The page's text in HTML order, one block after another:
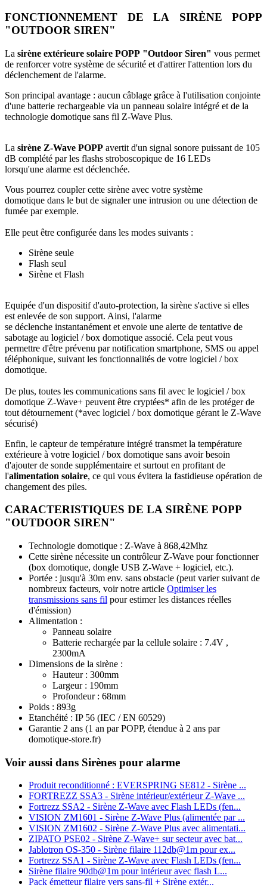
FONCTIONNEMENT DE LA SIRÈNE POPP
"OUTDOOR SIREN"
La sirène extérieure solaire POPP "Outdoor Siren" vous permet
de renforcer votre système de sécurité et d'attirer l'attention lors du
déclenchement de l'alarme.
Son principal avantage : aucun câblage grâce à l'utilisation conjointe
d'une batterie rechargeable via un panneau solaire intégré et de la
technologie domotique sans fil Z‑Wave Plus.
La sirène Z‑Wave POPP avertit d'un signal sonore puissant de 105
dB complété par les flashs stroboscopique de 16 LEDs
lorsqu'une alarme est déclenchée.
Vous pourrez coupler cette sirène avec votre système
domotique dans le but de signaler une intrusion ou une détection de
fumée par exemple.
Elle peut être configurée dans les modes suivants :
Sirène seule
Flash seul
Sirène et Flash
Equipée d'un dispositif d'auto-protection, la sirène s'active si elles
est enlevée de son support. Ainsi, l'alarme
se déclenche instantanément et envoie une alerte de tentative de
sabotage au logiciel / box domotique associé. Cela peut vous
permettre d'être prévenu par notification smartphone, SMS ou appel
téléphonique, suivant les fonctionnalités de votre logiciel / box
domotique.
De plus, toutes les communications sans fil avec le logiciel / box
domotique Z‑Wave+ peuvent être cryptées* afin de les protéger de
tout détournement (*avec logiciel / box domotique gérant le Z‑Wave
sécurisé)
Enfin, le capteur de température intégré transmet la température
extérieure à votre logiciel / box domotique sans avoir besoin
d'ajouter de sonde supplémentaire et surtout en profitant de
l'alimentation solaire, ce qui vous évitera la fastidieuse opération de
changement des piles.
CARACTERISTIQUES DE LA SIRÈNE POPP
"OUTDOOR SIREN"
Technologie domotique : Z‑Wave à 868,42Mhz
Cette sirène nécessite un contrôleur Z‑Wave pour fonctionner
(box domotique, dongle USB Z‑Wave + logiciel, etc.).
Portée : jusqu'à 30m env. sans obstacle (peut varier suivant de
nombreux facteurs, voir notre article Optimiser les
transmissions sans fil pour estimer les distances réelles
d'émission)
Alimentation :
Panneau solaire
Batterie rechargée par la cellule solaire : 7.4V ,
2300mA
Dimensions de la sirène :
Hauteur : 300mm
Largeur : 190mm
Profondeur : 68mm
Poids : 893g
Etanchéité : IP 56 (IEC / EN 60529)
Garantie 2 ans (1 an par POPP, étendue à 2 ans par
domotique-store.fr)
Voir aussi dans Sirènes pour alarme
Produit reconditionné : EVERSPRING SE812 - Sirène ...
FORTREZZ SSA3 - Sirène intérieur/extérieur Z-Wave ...
Fortrezz SSA2 - Sirène Z-Wave avec Flash LEDs (fen...
VISION ZM1601 - Sirène Z-Wave Plus (alimentée par ...
VISION ZM1602 - Sirène Z-Wave Plus avec alimentati...
ZIPATO PSE02 - Sirène Z-Wave+ sur secteur avec bat...
Jablotron OS-350 - Sirène filaire 112db@1m pour ex...
Fortrezz SSA1 - Sirène Z-Wave avec Flash LEDs (fen...
Sirène filaire 90db@1m pour intérieur avec flash L...
Pack émetteur filaire vers sans-fil + Sirène extér...